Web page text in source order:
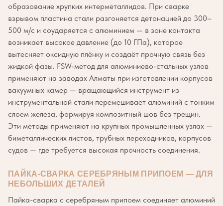
образование хрупких интерметаллидов. При сварке
взрывом пластина стали разгоняется детонацией до 300–
500 м/с и соударяется с алюминием — в зоне контакта
возникает высокое давление (до 10 ГПа), которое
вытесняет оксидную плёнку и создаёт прочную связь без
жидкой фазы. FSW-метод для алюминиево-стальных узлов
применяют на заводах Алматы при изготовлении корпусов
вакуумных камер — вращающийся инструмент из
инструментальной стали перемешивает алюминий с тонким
слоем железа, формируя композитный шов без трещин.
Эти методы применяют на крупных промышленных узлах —
биметаллических листов, трубных переходников, корпусов
судов — где требуется высокая прочность соединения.
ПАЙКА-СВАРКА СЕРЕБРЯНЫМ ПРИПОЕМ — ДЛЯ
НЕБОЛЬШИХ ДЕТАЛЕЙ
Пайка-сварка с серебряным припоем соединяет алюминий